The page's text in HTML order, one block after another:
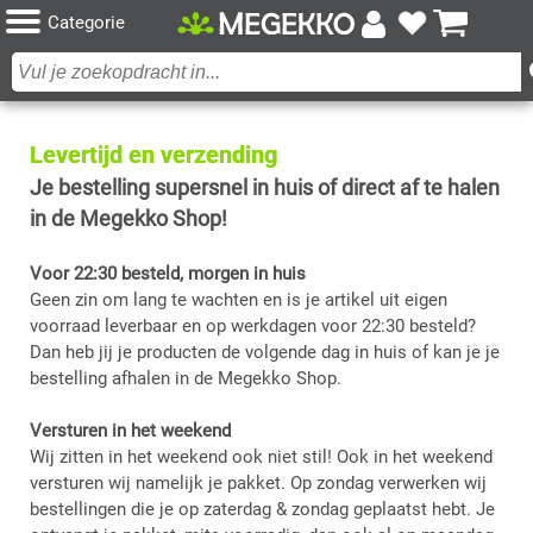
Categorie
Levertijd en verzending
Je bestelling supersnel in huis of direct af te halen
in de Megekko Shop!
Voor 22:30 besteld, morgen in huis
Geen zin om lang te wachten en is je artikel uit eigen
voorraad leverbaar en op werkdagen voor 22:30 besteld?
Dan heb jij je producten de volgende dag in huis of kan je je
bestelling afhalen in de Megekko Shop.
Versturen in het weekend
Wij zitten in het weekend ook niet stil! Ook in het weekend
versturen wij namelijk je pakket. Op zondag verwerken wij
bestellingen die je op zaterdag & zondag geplaatst hebt. Je